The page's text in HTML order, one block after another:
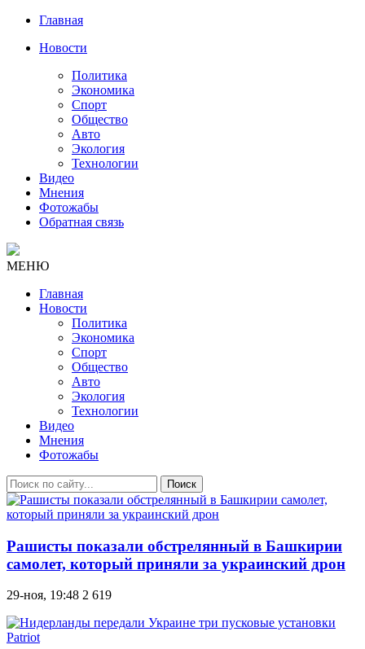
Главная
Новости
Политика
Экономика
Спорт
Общество
Авто
Экология
Технологии
Видео
Мнения
Фотожабы
Обратная связь
МЕНЮ
Главная
Новости
Политика
Экономика
Спорт
Общество
Авто
Экология
Технологии
Видео
Мнения
Фотожабы
Поиск
Рашисты показали обстрелянный в Башкирии
самолет, который приняли за украинский дрон
29-ноя, 19:48 2 619